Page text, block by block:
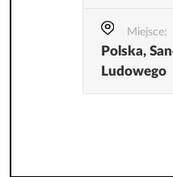
Miejsce:
Polska,
Ludowego